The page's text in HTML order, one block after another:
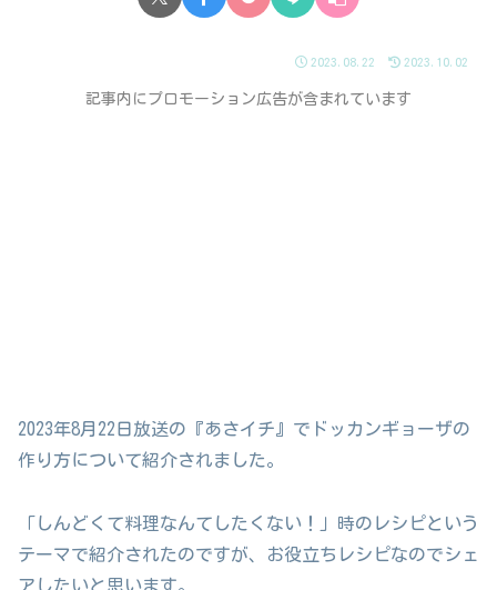
2023.08.22 2023.10.02
記事内にプロモーション広告が含まれています
2023年8月22日放送の『あさイチ』でドッカンギョーザの
作り方について紹介されました。
「しんどくて料理なんてしたくない！」時のレシピという
テーマで紹介されたのですが、お役立ちレシピなのでシェ
アしたいと思います。